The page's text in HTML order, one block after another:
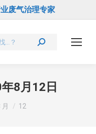
废气治理专家
8月12日
月 12